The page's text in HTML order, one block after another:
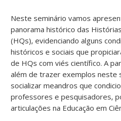
Neste seminário vamos
panorama histórico das
(HQs), evidenciando alguns
históricos e sociais que
de HQs com viés científico. A
além de trazer exemplos neste
socializar meandros que
professores e pesquisadores,
articulações na Educação em